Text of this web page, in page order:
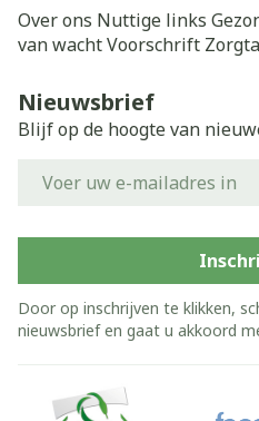
Over ons Nuttige links
van wachtVoorschrift
Nieuwsbrief
Blijf op de hoogte van
Door op inschrijven te klikken,
nieuwsbrief en gaat u akkoord